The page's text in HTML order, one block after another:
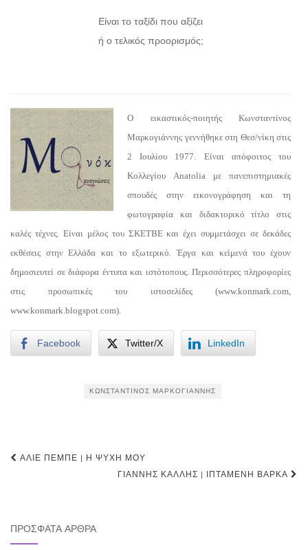
Είναι το ταξίδι που αξίζει
ή ο τελικός προορισμός;
Ο εικαστικός-ποιητής Κωνσταντίνος
Μαρκογιάννης γεννήθηκε στη Θεσ/νίκη στις
2 Ιουλίου 1977. Είναι απόφοιτος του
Κολλεγίου Anatolia με πανεπιστημιακές
σπουδές στην εικονογράφηση και τη
φωτογραφία και διδακτορικό τίτλο στις
καλές τέχνες. Είναι μέλος του ΣΚΕΤΒΕ και έχει συμμετάσχει σε δεκάδες
εκθέσεις στην Ελλάδα και το εξωτερικό. Έργα και κείμενά του έχουν
δημοσιευτεί σε διάφορα έντυπα και ιστότοπους. Περισσότερες πληροφορίες
στις προσωπικές του ιστοσελίδες (www.konmark.com,
www.konmark.blogspot.com).
Facebook Twitter/X LinkedIn
ΚΩΝΣΤΑΝΤΊΝΟΣ ΜΑΡΚΟΓΙΆΝΝΗΣ
Post
ΑΛΙΈ ΠΕΜΠΈ | Η ΨΥΧΉ ΜΟΥ
ΓΙΆΝΝΗΣ ΚΆΛΛΗΣ | ΙΠΤΆΜΕΝΗ ΒΆΡΚΑ
ΠΡΌΣΦΑΤΑ ΆΡΘΡΑ